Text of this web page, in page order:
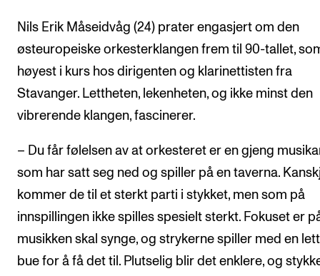
Nils Erik Måseidvåg (24) prater engasjert om den
østeuropeiske orkesterklangen frem til 90-tallet,
høyest i kurs hos dirigenten og klarinettisten fra
Stavanger. Lettheten, lekenheten, og ikke minst den
vibrerende klangen, fascinerer.
– Du får følelsen av at orkesteret er en gjeng
som har satt seg ned og spiller på en taverna.
kommer de til et sterkt parti i stykket, men som på
innspillingen ikke spilles spesielt sterkt. Fokuset er
musikken skal synge, og strykerne spiller med en
bue for å få det til. Plutselig blir det enklere, og